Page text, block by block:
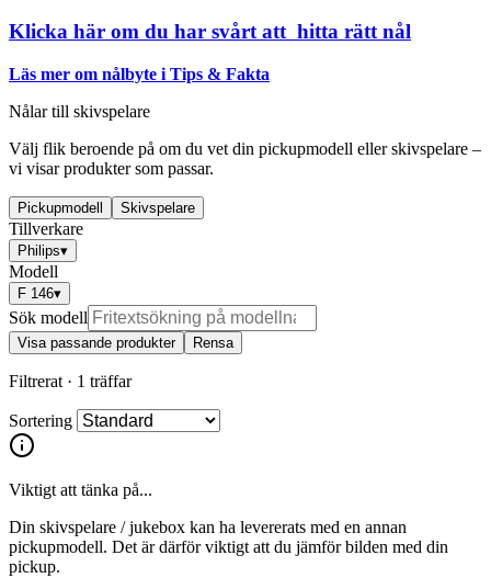
Klicka här om du har svårt att hitta rätt nål
Läs mer om nålbyte i Tips & Fakta
Nålar till skivspelare
Välj flik beroende på om du vet din pickupmodell eller skivspelare –
vi visar produkter som passar.
Pickupmodell Skivspelare
Tillverkare
Philips▾
Modell
F 146▾
Sök modell
Visa passande produkter Rensa
Filtrerat · 1 träffar
Sortering
Viktigt att tänka på...
Din skivspelare / jukebox kan ha levererats med en annan
pickupmodell. Det är därför viktigt att du jämför bilden med din
pickup.